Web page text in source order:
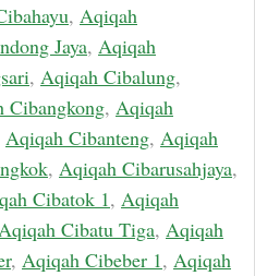
, Aqiqah
Jaya, Aqiqah
, Aqiqah Cibalung,
Cibangkong, Aqiqah
Aqiqah Cibanteng, Aqiqah
, Aqiqah Cibarusahjaya,
Cibatok 1, Aqiqah
Cibatu Tiga, Aqiqah
, Aqiqah Cibeber 1, Aqiqah